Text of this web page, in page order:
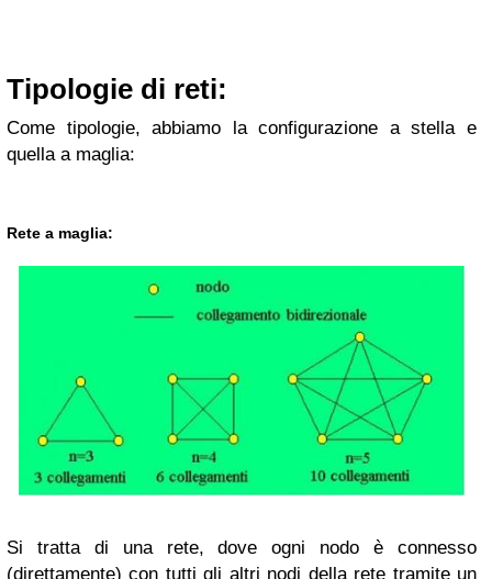
Tipologie di reti:
Come tipologie, abbiamo la configurazione a stella e
quella a maglia:
Rete a maglia:
Si tratta di una rete, dove ogni nodo è connesso
(direttamente) con tutti gli altri nodi della rete tramite un